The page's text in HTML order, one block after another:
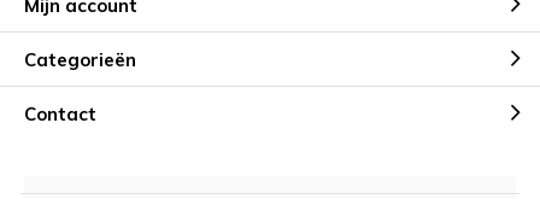
Mijn account
Categorieën
Contact